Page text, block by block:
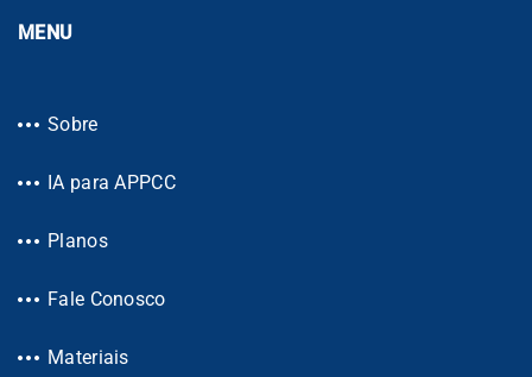
MENU
Sobre
IA para APPCC
Planos
Fale Conosco
Materiais